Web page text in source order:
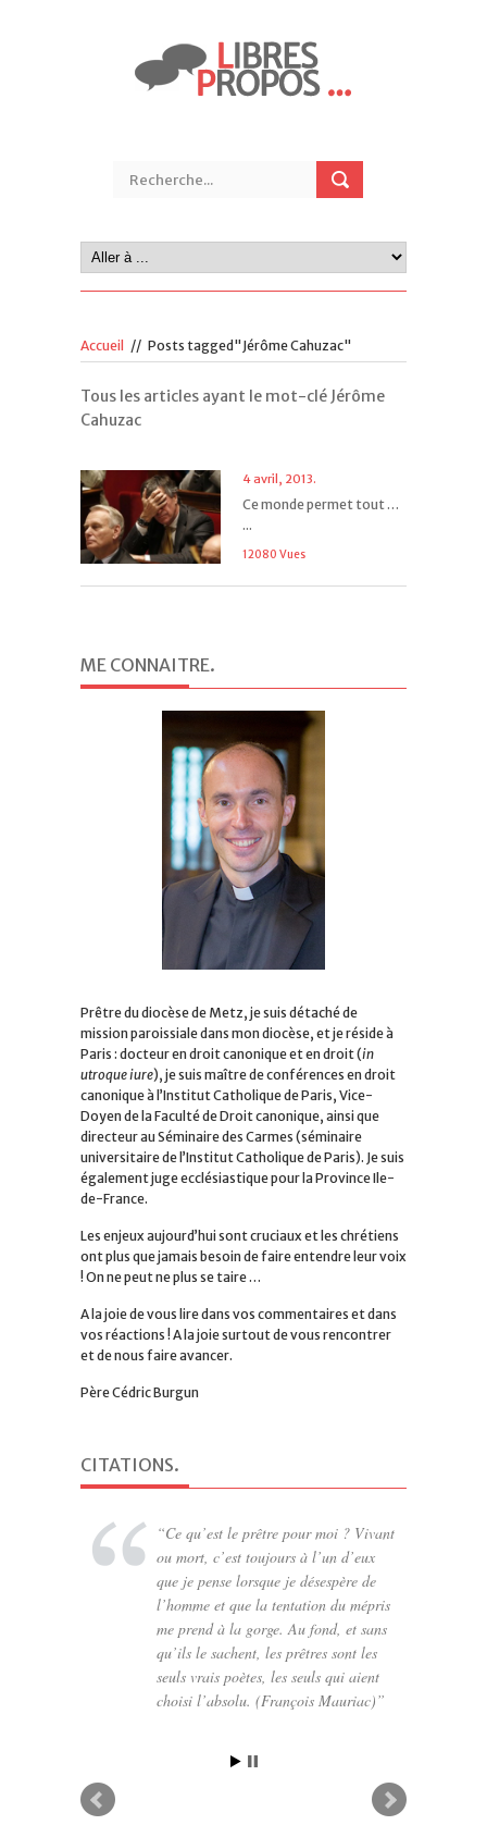
Accueil // Posts tagged"Jérôme Cahuzac"
Tous les articles ayant le mot-clé Jérôme
Cahuzac
4 avril, 2013.
Ce monde permet tout …
...
12080 Vues
ME CONNAITRE.
Prêtre du diocèse de Metz, je suis détaché de
mission paroissiale dans mon diocèse, et je réside à
Paris : docteur en droit canonique et en droit (in
utroque iure), je suis maître de conférences en droit
canonique à l’Institut Catholique de Paris, Vice-
Doyen de la Faculté de Droit canonique, ainsi que
directeur au Séminaire des Carmes (séminaire
universitaire de l’Institut Catholique de Paris). Je suis
également juge ecclésiastique pour la Province Ile-
de-France.
Les enjeux aujourd’hui sont cruciaux et les chrétiens
ont plus que jamais besoin de faire entendre leur voix
! On ne peut ne plus se taire …
A la joie de vous lire dans vos commentaires et dans
vos réactions ! A la joie surtout de vous rencontrer
et de nous faire avancer.
Père Cédric Burgun
CITATIONS.
Ce qu’est le prêtre pour moi ? Vivant
ou mort, c’est toujours à l’un d’eux
que je pense lorsque je désespère de
l’homme et que la tentation du mépris
me prend à la gorge. Au fond, et sans
qu’ils le sachent, les prêtres sont les
seuls vrais poètes, les seuls qui aient
choisi l’absolu. (François Mauriac)